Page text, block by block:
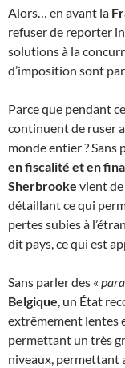
Alors… en avant la
refuser de reporter
solutions à la
d’imposition sont
Parce que pendant
continuent de ruser
monde entier ? Sans
en fiscalité et en
Sherbrooke vient
détaillant ce qui
pertes subies à
dit pays, ce qui est
Sans parler des «
Belgique, un État
extrêmement lentes
permettant un très
niveaux, permettant